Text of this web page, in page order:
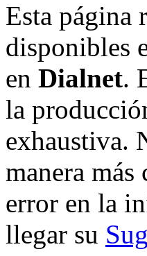
Esta página
disponibles
en Dialnet.
la
exhaustiva.
manera
error en la
llegar su